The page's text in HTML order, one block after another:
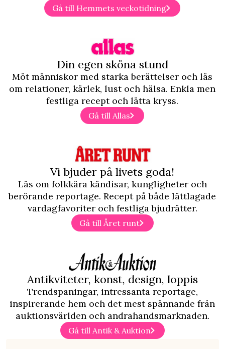
Gå till Hemmets veckotidning
Din egen sköna stund
Möt människor med starka berättelser och läs
om relationer, kärlek, lust och hälsa. Enkla men
festliga recept och lätta kryss.
Gå till Allas
Vi bjuder på livets goda!
Läs om folkkära kändisar, kungligheter och
berörande reportage. Recept på både lättlagade
vardagfavoriter och festliga bjudrätter.
Gå till Året runt
Antikviteter, konst, design, loppis
Trendspaningar, intressanta reportage,
inspirerande hem och det mest spännande från
auktionsvärlden och andrahandsmarknaden.
Gå till Antik & Auktion